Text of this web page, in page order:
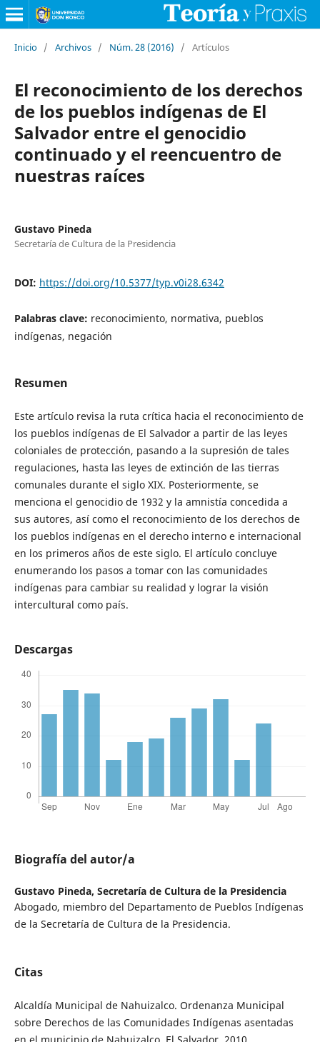
Inicio / Archivos / Núm. 28 (2016) / Artículos
El reconocimiento de los derechos
de los pueblos indígenas de El
Salvador entre el genocidio
continuado y el reencuentro de
nuestras raíces
Gustavo Pineda
Secretaría de Cultura de la Presidencia
DOI: https://doi.org/10.5377/typ.v0i28.6342
Palabras clave: reconocimiento, normativa, pueblos
indígenas, negación
Resumen
Este artículo revisa la ruta crítica hacia el reconocimiento de
los pueblos indígenas de El Salvador a partir de las leyes
coloniales de protección, pasando a la supresión de tales
regulaciones, hasta las leyes de extinción de las tierras
comunales durante el siglo XIX. Posteriormente, se
menciona el genocidio de 1932 y la amnistía concedida a
sus autores, así como el reconocimiento de los derechos de
los pueblos indígenas en el derecho interno e internacional
en los primeros años de este siglo. El artículo concluye
enumerando los pasos a tomar con las comunidades
indígenas para cambiar su realidad y lograr la visión
intercultural como país.
Descargas
Biografía del autor/a
Gustavo Pineda, Secretaría de Cultura de la Presidencia
Abogado, miembro del Departamento de Pueblos Indígenas
de la Secretaría de Cultura de la Presidencia.
Citas
Alcaldía Municipal de Nahuizalco. Ordenanza Municipal
sobre Derechos de las Comunidades Indígenas asentadas